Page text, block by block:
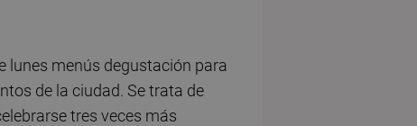
lunes menús degustación para
de la ciudad. Se trata de
tres veces más